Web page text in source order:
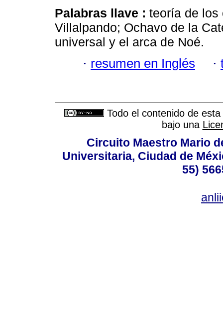
Palabras llave : teoría de los
Villalpando; Ochavo de la
universal y el arca de Noé.
· resumen en Inglés ·
Todo el contenido de
bajo una
Circuito Maestro Mario
Universitaria, Ciudad de
55)